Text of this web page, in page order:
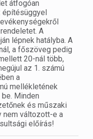
átfogóan
építésüggyel
A
lépnek hatályba. A
a főszöveg pedig
20-nál több,
az 1. számú
a
mellékletének
Minden
és műszaki
nem változott-e a
előírás!